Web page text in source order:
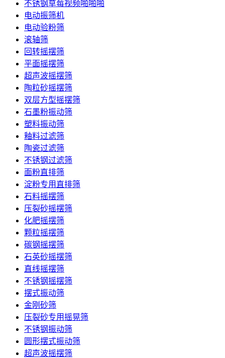
不锈钢草莓视频啪啪啪
电动振筛机
电动验粉筛
滚轴筛
回转摇摆筛
平面摇摆筛
超声波摇摆筛
陶粒砂摇摆筛
双层方型摇摆筛
石墨粉振动筛
塑料振动筛
釉料过滤筛
陶瓷过滤筛
不锈钢过滤筛
面粉直排筛
淀粉专用直排筛
石料摇摆筛
压裂砂摇摆筛
化肥摇摆筛
颗粒摇摆筛
碳钢摇摆筛
石英砂摇摆筛
直线摇摆筛
不锈钢摇摆筛
摆式振动筛
金刚砂筛
压裂砂专用摇晃筛
不锈钢振动筛
圆形摆式振动筛
超声波摇摆筛